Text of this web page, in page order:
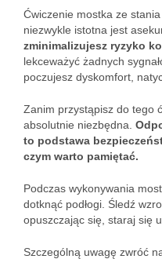
Ćwiczenie mostka ze
niezwykle istotna jest
zminimalizujesz ryzyko
lekceważyć żadnych
poczujesz dyskomfort,
Zanim przystąpisz do tego
absolutnie niezbędna.
to podstawa
czym warto pamiętać.
Podczas wykonywania
dotknąć podłogi. Śledź
opuszczając się, staraj się
Szczególną uwagę zwróć